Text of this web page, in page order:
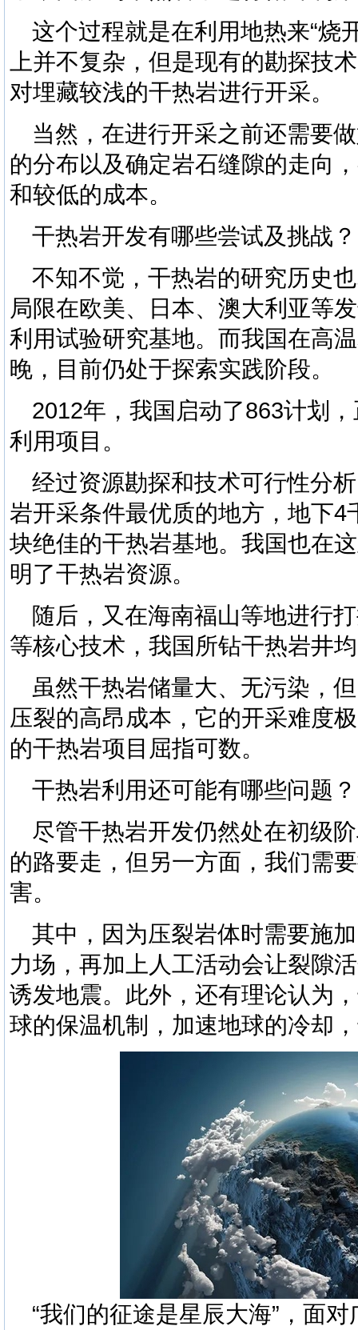
这个过程就是在利用地热来“烧
上并不复杂，但是现有的勘探技
对埋藏较浅的干热岩进行开采。
当然，在进行开采之前还需要
的分布以及确定岩石缝隙的走向
和较低的成本。
干热岩开发有哪些尝试及挑战？
不知不觉，干热岩的研究历史
局限在欧美、日本、澳大利亚等
利用试验研究基地。而我国在高
晚，目前仍处于探索实践阶段。
2012年，我国启动了863计划
利用项目。
经过资源勘探和技术可行性分
岩开采条件最优质的地方，地下
块绝佳的干热岩基地。 我国也在
明了干热岩资源。
随后，又在海南福山等地进行
等核心技术，我国所钻干热岩井
虽然干热岩储量大、无污染，
压裂的高昂成本，它的开采难度
的干热岩项目屈指可数。
干热岩利用还可能有哪些问题？
尽管干热岩开发仍然处在初级
的路要走，但另一方面，我们需
害。
其中，因为压裂岩体时需要施
力场，再加上人工活动会让裂隙
诱发地震。此外，还有理论认为
球的保温机制，加速地球的冷却
“我们的征途是星辰大海”， 面对